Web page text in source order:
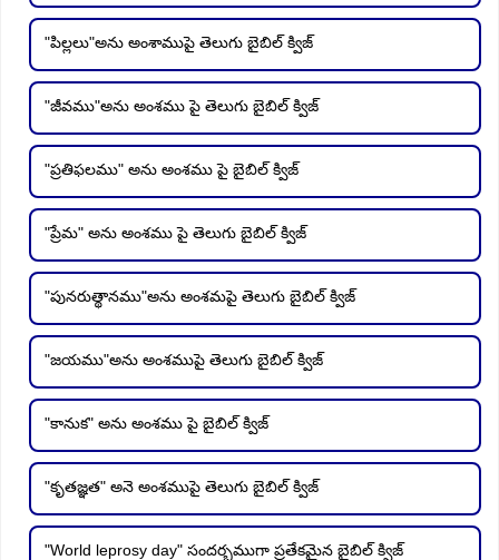
"పిల్లలు"అను అంశాముపై తెలుగు బైబిల్ క్విజ్
"జీవము"అను అంశము పై తెలుగు బైబిల్ క్విజ్
"ప్రతిఫలము" అను అంశము పై బైబిల్ క్విజ్
"ప్రేమ" అను అంశము పై తెలుగు బైబిల్ క్విజ్
"పునరుత్థానము"అను అంశమపై తెలుగు బైబిల్ క్విజ్
"జయము"అను అంశముపై తెలుగు బైబిల్ క్విజ్
"కానుక" అను అంశము పై బైబిల్ క్విజ్
"కృతజ్ఞత" అనె అంశముపై తెలుగు బైబిల్ క్విజ్
"World leprosy day" సందర్భముగా ప్రతేకమైన బైబిల్ క్విజ్